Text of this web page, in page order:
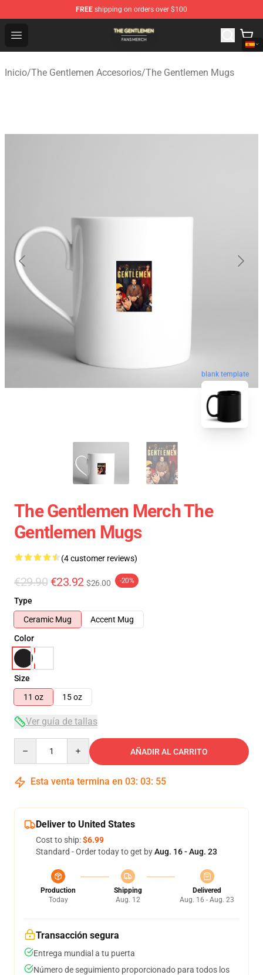
FREE shipping on orders over $100
Open menu
The Gentlemen Shop - Official The Gentlemen
Inicio/The Gentlemen Accesorios/The Gentlemen Mugs
blank template
The Gentlemen Merch The
Gentlemen Mugs
(4 customer reviews)
€29.90 €23.92 $26.00 -20%
Type
Ceramic Mug
Accent Mug
Color
Size
11 oz
15 oz
Ver guía de tallas
AÑADIR AL CARRITO
Esta venta termina en 03: 03: 54
Deliver to United States
Cost to ship:$6.99
Standard - Order today to get byAug. 16 - Aug. 23
Production
Today
Shipping
Aug. 12
Delivered
Aug. 16 - Aug. 23
Transacción segura
Entrega mundial a tu puerta
Número de seguimiento proporcionado para todos los